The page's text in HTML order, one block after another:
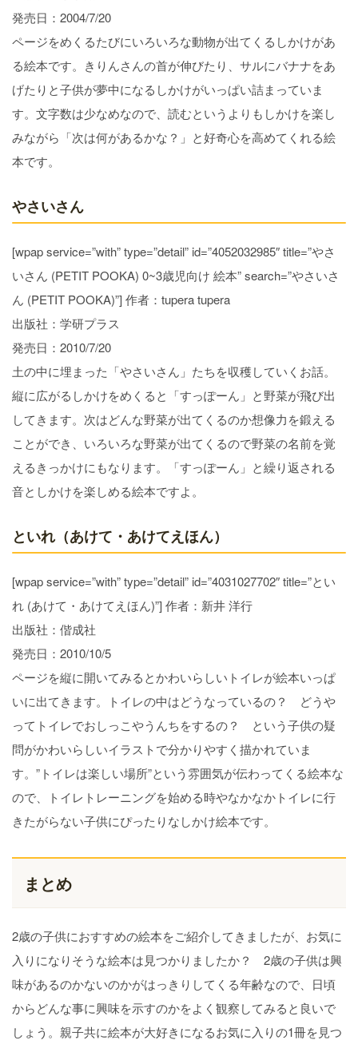
発売日：2004/7/20
ページをめくるたびにいろいろな動物が出てくるしかけがあ
る絵本です。きりんさんの首が伸びたり、サルにバナナをあ
げたりと子供が夢中になるしかけがいっぱい詰まっていま
す。文字数は少なめなので、読むというよりもしかけを楽し
みながら「次は何があるかな？」と好奇心を高めてくれる絵
本です。
やさいさん
[wpap service=”with” type=”detail” id=”4052032985″ title=”やさ
いさん (PETIT POOKA) 0~3歳児向け 絵本” search=”やさいさ
ん (PETIT POOKA)”] 作者：tupera tupera
出版社：学研プラス
発売日：2010/7/20
土の中に埋まった「やさいさん」たちを収穫していくお話。
縦に広がるしかけをめくると「すっぽーん」と野菜が飛び出
してきます。次はどんな野菜が出てくるのか想像力を鍛える
ことができ、いろいろな野菜が出てくるので野菜の名前を覚
えるきっかけにもなります。「すっぽーん」と繰り返される
音としかけを楽しめる絵本ですよ。
といれ（あけて・あけてえほん）
[wpap service=”with” type=”detail” id=”4031027702″ title=”とい
れ (あけて・あけてえほん)”] 作者：新井 洋行
出版社：偕成社
発売日：2010/10/5
ページを縦に開いてみるとかわいらしいトイレが絵本いっぱ
いに出てきます。トイレの中はどうなっているの？ どうや
ってトイレでおしっこやうんちをするの？ という子供の疑
問がかわいらしいイラストで分かりやすく描かれていま
す。”トイレは楽しい場所”という雰囲気が伝わってくる絵本な
ので、トイレトレーニングを始める時やなかなかトイレに行
きたがらない子供にぴったりなしかけ絵本です。
まとめ
2歳の子供におすすめの絵本をご紹介してきましたが、お気に
入りになりそうな絵本は見つかりましたか？ 2歳の子供は興
味があるのかないのかがはっきりしてくる年齢なので、日頃
からどんな事に興味を示すのかをよく観察してみると良いで
しょう。親子共に絵本が大好きになるお気に入りの1冊を見つ